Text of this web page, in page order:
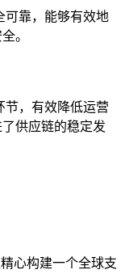
可靠，能够有效地
。
节，有效降低运营
供应链的稳定发
心构建一个全球支